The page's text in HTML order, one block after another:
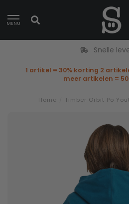
MENU
Snelle
1 artikel = 30% korting 2
meer artikelen =
Home Timber Orbit Po